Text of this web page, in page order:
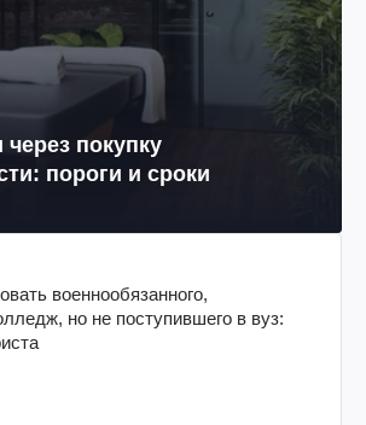
покупку
пороги и сроки
военнообязанного,
но не поступившего в вуз: